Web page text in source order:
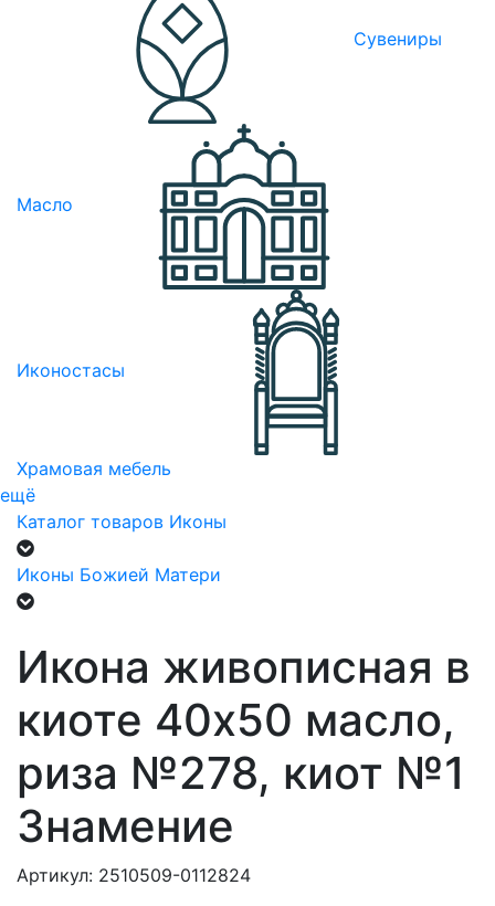
Сувениры
Масло
Иконостасы
Храмовая мебель
ещё
Каталог товаров Иконы
Иконы Божией Матери
Икона живописная в
киоте 40х50 масло,
риза №278, киот №1
Знамение
Артикул: 2510509-0112824